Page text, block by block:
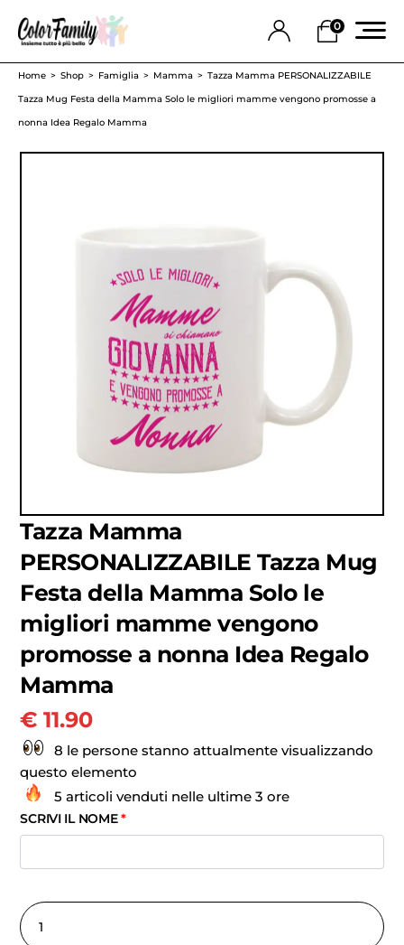
0
Home Shop Famiglia Mamma
Tazza Mamma PERSONALIZZABILE
Tazza Mug Festa della Mamma Solo le migliori mamme vengono promosse a
nonna Idea Regalo Mamma
Tazza Mamma
PERSONALIZZABILE Tazza Mug
Festa della Mamma Solo le
migliori mamme vengono
promosse a nonna Idea Regalo
Mamma
€ 11.90
8 le persone stanno attualmente visualizzando
questo elemento
5 articoli venduti nelle ultime 3 ore
SCRIVI IL NOME*